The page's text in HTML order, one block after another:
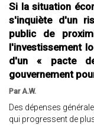
Si la situation
s'inquiète d'un
public de
l'investissement
d'un « pacte
gouvernement
Par A.W.
Des dépenses
qui progressent de